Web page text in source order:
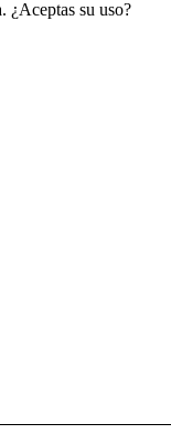
¿Aceptas su uso?